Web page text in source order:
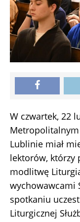
W czwartek, 22
Lublinie miał
lektorów, którzy
modlitwę
wychowawcami
spotkaniu
Liturgicznej